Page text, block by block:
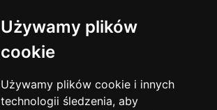
Używamy plików
cookie
Używamy plików cookie i innych
technologii śledzenia, aby